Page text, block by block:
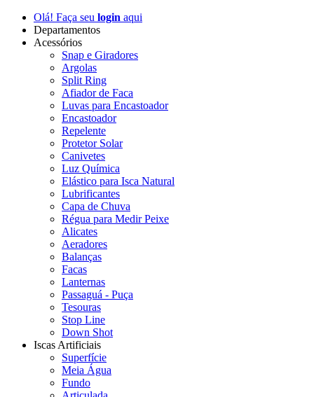
Olá! Faça seu login aqui
Departamentos
Acessórios
Snap e Giradores
Argolas
Split Ring
Afiador de Faca
Luvas para Encastoador
Encastoador
Repelente
Protetor Solar
Canivetes
Luz Química
Elástico para Isca Natural
Lubrificantes
Capa de Chuva
Régua para Medir Peixe
Alicates
Aeradores
Balanças
Facas
Lanternas
Passaguá - Puça
Tesouras
Stop Line
Down Shot
Iscas Artificiais
Superfície
Meia Água
Fundo